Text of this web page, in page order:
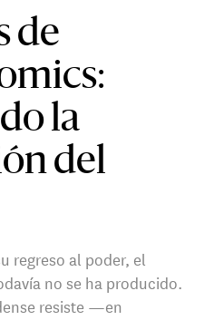
de
la
del
regreso al poder, el
no se ha producido.
resiste —en